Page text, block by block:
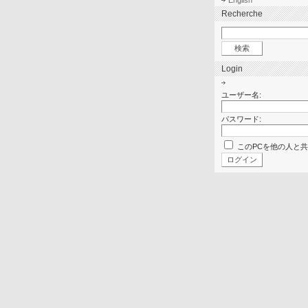
Recherche
Login
ユーザー名:
パスワード:
このPCを他の人と